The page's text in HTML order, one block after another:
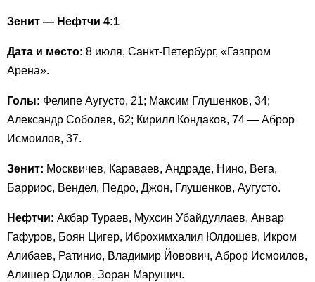
Зенит — Нефтчи 4:1
Дата и место: 8 июля, Санкт-Петербург, «Газпром
Арена».
Голы: Фелипе Аугусто, 21; Максим Глушенков, 34;
Александр Соболев, 62; Кирилл Кондаков, 74 — Аброр
Исмоилов, 37.
Зенит: Москвичев, Караваев, Андраде, Нино, Вега,
Барриос, Вендел, Педро, Джон, Глушенков, Аугусто.
Нефтчи: Акбар Тураев, Мухсин Убайдуллаев, Анвар
Гафуров, Боян Цигер, Иброхимхалил Юлдошев, Икром
Алибаев, Ратинио, Владимир Йовович, Аброр Исмоилов,
Алишер Одилов, Зоран Марушич.